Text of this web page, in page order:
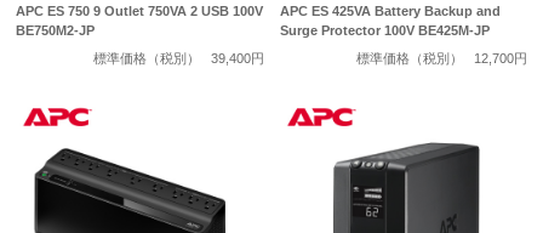
APC ES 750 9 Outlet 750VA 2 USB 100V
BE750M2-JP
標準価格（税別）
39,400円
APC ES 425VA Battery Backup and
Surge Protector 100V BE425M-JP
標準価格（税別）
12,700円